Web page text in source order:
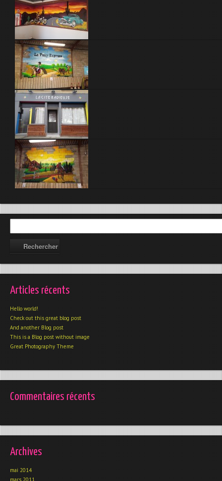
Articles récents
Hello world!
Check out this great blog post
And another Blog post
This is a Blog post without image
Great Photography Theme
Commentaires récents
Archives
mai 2014
mars 2011